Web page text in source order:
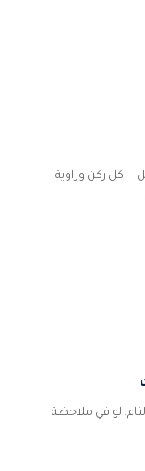
— كل ركن وزاوية
لو في ملاحظة